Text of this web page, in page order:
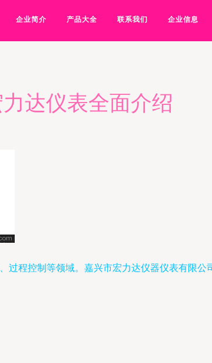
企业简介 产品大全 联系我们 企业信息
达仪表全面介绍
过程控制等领域。嘉兴市宏力达仪器仪表有限公